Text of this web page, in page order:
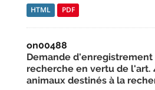
HTML PDF
on00488
Demande
recherche en vertu de l'art.
animaux destinés à la